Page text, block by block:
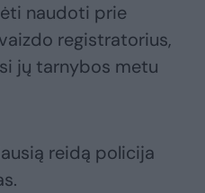
naudoti prie
registratorius,
jų tarnybos metu
reidą policija